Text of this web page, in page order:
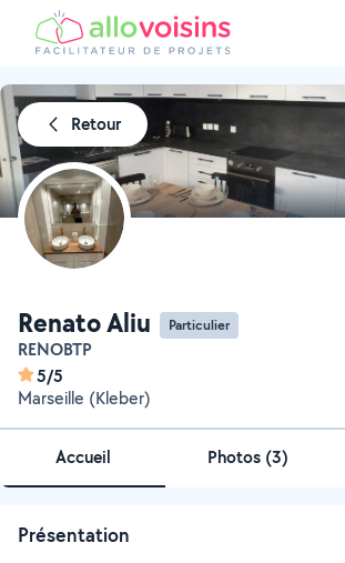
Retour
Renato Aliu Particulier
RENOBTP
5/5
Marseille (Kleber)
Accueil Photos (3)
Présentation